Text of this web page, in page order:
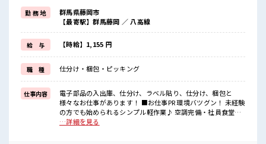
制服ありもうれしいポイント★
朝9時からスタートなので朝はゆっくりできちゃう！
幅広い年代の男女が活躍中の職場です！
残業はありますがその分お給料に還元されますのでしっかり稼げま
すよ！
■職場の雰囲気
アットホームな雰囲気の職場♪
女性もたくさん活躍しています。
毎日楽しくお仕事できる環境が整っていますよ★
勤 務 地
群馬県藤岡市
【最寄駅】群馬藤岡 ／ 八高線
給 与 【時給】1,155 円
職 種 仕分け・梱包・ピッキング
仕事内容
電子部品の入出庫、仕分け、ラベル貼り、仕分け、梱包と
様々なお仕事があります！ ■お仕事PR 環境バツグン！ 未経験
の方でも始められるシンプル軽作業♪ 空調完備・社員食堂完
備で毎日カイテキ♪ お昼にはお弁当の注文も出来る♪ 制服あ
…詳細を見る